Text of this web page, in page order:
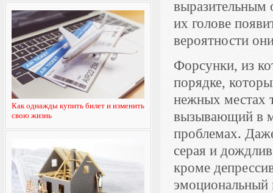
Как однажды купить билет и изменить
свою жизнь
выразительным
их голове
вероятности
Форсунки, из
порядке,
нежных местах
вызывающий в
проблемах.
серая и
кроме
эмоциональный